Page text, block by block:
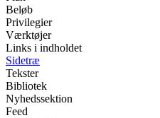
Beløb
Privilegier
Værktøjer
Links i indholdet
Sidetræ
Tekster
Bibliotek
Nyhedssektion
Feed